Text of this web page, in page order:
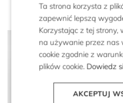
1 399 zł 979 zł
Ta strona korzysta z
zapewnić lepszą
Korzystając z tej strony,
na używanie przez nas
cookie zgodnie z
plików cookie. Dowiedz
AKCEPTUJ